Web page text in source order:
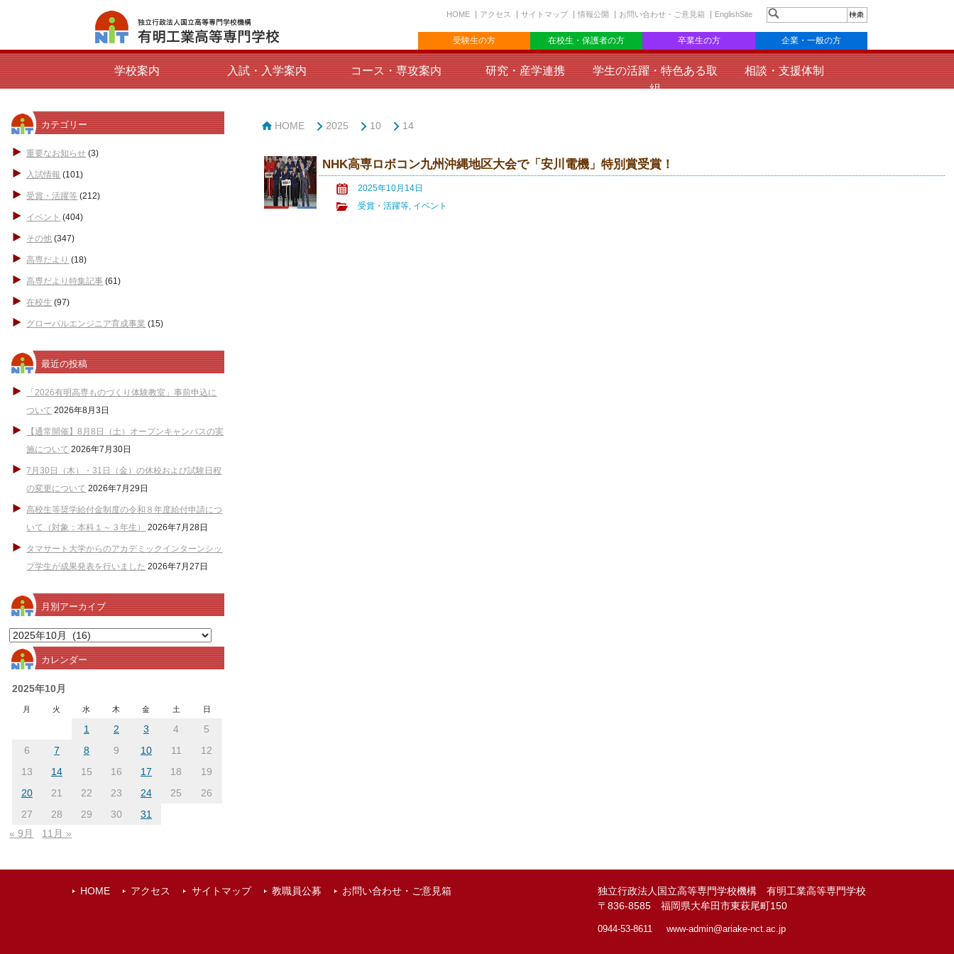
HOME アクセス サイトマップ 情報公開 お問い合わせ・ご意見箱 EnglishSite
受験生の方 在校生・保護者の方 卒業生の方 企業・一般の方
学校案内 入試・入学案内 コース・専攻案内 研究・産学連携
学生の活躍・特色ある取
組
相談・支援体制
カテゴリー
重要なお知らせ (3)
入試情報 (101)
受賞・活躍等 (212)
イベント (404)
その他 (347)
高専だより (18)
高専だより特集記事 (61)
在校生 (97)
グローバルエンジニア育成事業 (15)
最近の投稿
「2026有明高専ものづくり体験教室」事前申込に
ついて 2026年8月3日
【通常開催】8月8日（土）オープンキャンパスの実
施について 2026年7月30日
7月30日（木）・31日（金）の休校および試験日程
の変更について 2026年7月29日
高校生等奨学給付金制度の令和８年度給付申請につ
いて（対象：本科１～３年生）
2026年7月28日
タマサート大学からのアカデミックインターンシッ
プ学生が成果発表を行いました 2026年7月27日
月別アーカイブ
月
別
ア
ー
カレンダー
2025年10月
月 火 水 木 金 土 日
1 2 3 4
5
6
7 8 9 10 11
12
13
14 15 16 17 18
19
20
21 22 23 24 25
26
27
28 29 30
31
« 9月
11月 »
HOME 2025 10 14
NHK高専ロボコン九州沖縄地区大会で「安川電機」特別賞受賞！
2025年10月14日
受賞・活躍等, イベント
HOME アクセス サイトマップ 教職員公募 お問い合わせ・ご意見箱
独立行政法人国立高等専門学校機構 有明工業高等専門学校
〒836-8585 福岡県大牟田市東萩尾町150
0944-53-8611 www-admin@ariake-nct.ac.jp